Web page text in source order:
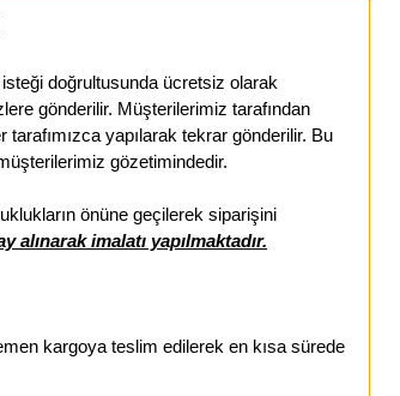
doğrultusunda ücretsiz olarak
gönderilir. Müşterilerimiz tarafından
tarafımızca yapılarak tekrar gönderilir. Bu
gözetimindedir.
önüne geçilerek siparişini
alınarak imalatı yapılmaktadır.
kargoya teslim edilerek en kısa sürede